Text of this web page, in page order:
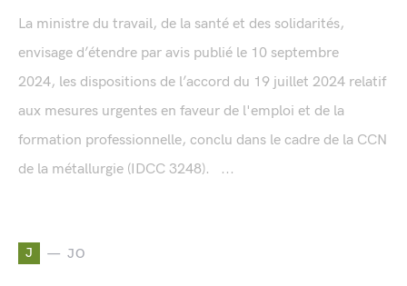
La ministre du travail, de la santé et des solidarités,
envisage d’étendre par avis publié le 10 septembre
2024, les dispositions de l’accord du 19 juillet 2024 relatif
aux mesures urgentes en faveur de l'emploi et de la
formation professionnelle, conclu dans le cadre de la CCN
de la métallurgie (IDCC 3248). ...
J JO